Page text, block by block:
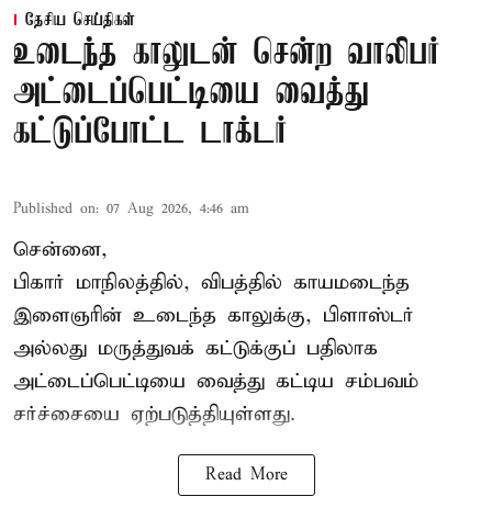
தேசிய செய்திகள்
உடைந்த காலுடன் சென்ற வாலிபர்
அட்டைப்பெட்டியை வைத்து
கட்டுப்போட்ட டாக்டர்
Published on: 07 Aug 2026, 4:46 am
சென்னை,
பிகார் மாநிலத்தில், விபத்தில் காயமடைந்த
இளைஞரின் உடைந்த காலுக்கு, பிளாஸ்டர்
அல்லது மருத்துவக் கட்டுக்குப் பதிலாக
அட்டைப்பெட்டியை வைத்து கட்டிய சம்பவம்
சர்ச்சையை ஏற்படுத்தியுள்ளது.
Read More